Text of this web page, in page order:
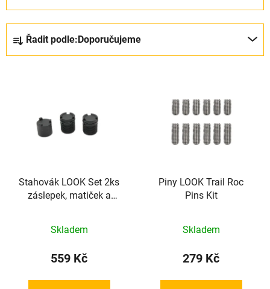
Ř
a
z
Řadit podle:Doporučujeme
Stahovák LOOK Set 2ks
záslepek, matiček a
Skladem
559 Kč
Piny LOOK Trail Roc
Pins Kit
Skladem
279 Kč